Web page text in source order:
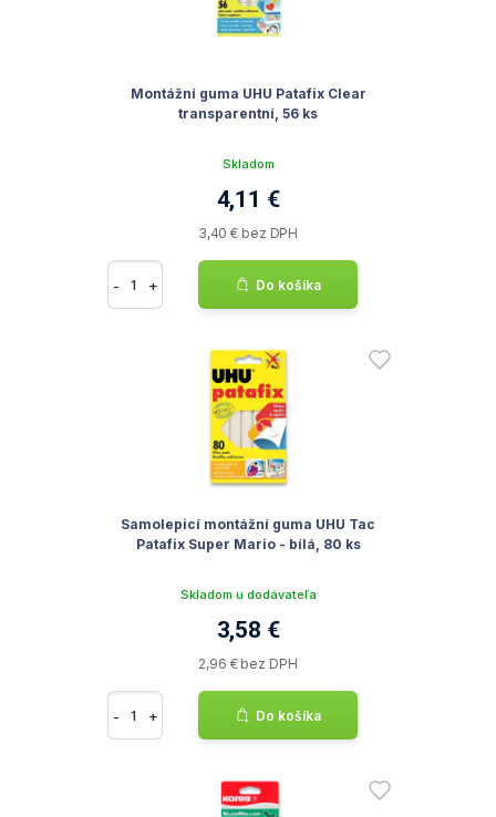
Montážní guma UHU Patafix Clear
transparentní, 56 ks
Skladom
4,11 €
3,40 € bez DPH
- + Do košíka
Samolepicí montážní guma UHU Tac
Patafix Super Mario - bílá, 80 ks
Skladom u dodávateľa
3,58 €
2,96 € bez DPH
- + Do košíka